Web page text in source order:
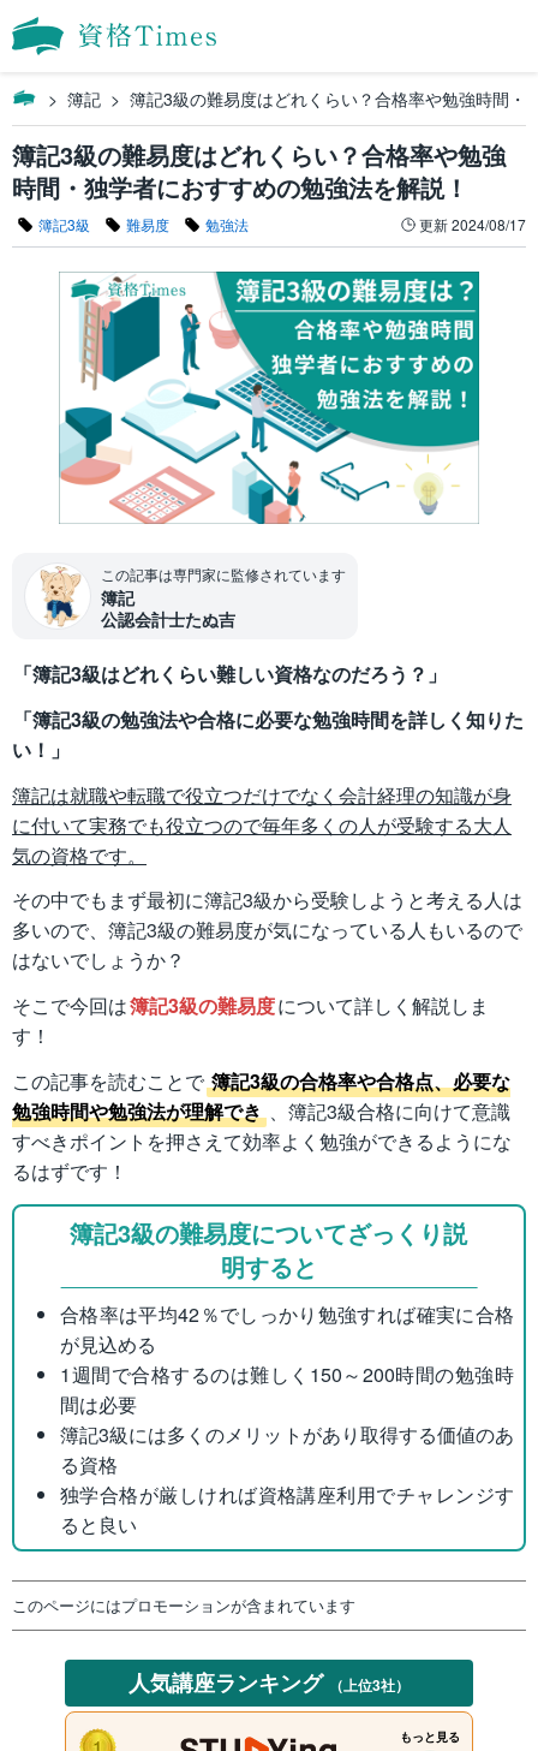
簿記 簿記3級の難易度はどれくらい？合格率や勉強時間・
簿記3級の難易度はどれくらい？合格率や勉強
時間・独学者におすすめの勉強法を解説！
簿記3級 難易度 勉強法 更新2024/08/17
この記事は専門家に監修されています
簿記
公認会計士たぬ吉
「簿記3級はどれくらい難しい資格なのだろう？」
「簿記3級の勉強法や合格に必要な勉強時間を詳しく知りた
い！」
簿記は就職や転職で役立つだけでなく会計経理の知識が身
に付いて実務でも役立つので毎年多くの人が受験する大人
気の資格です。
その中でもまず最初に簿記3級から受験しようと考える人は
多いので、簿記3級の難易度が気になっている人もいるので
はないでしょうか？
そこで今回は簿記3級の難易度について詳しく解説しま
す！
この記事を読むことで 簿記3級の合格率や合格点、必要な
勉強時間や勉強法が理解でき 、簿記3級合格に向けて意識
すべきポイントを押さえて効率よく勉強ができるようにな
るはずです！
簿記3級の難易度についてざっくり説
明すると
合格率は平均42％でしっかり勉強すれば確実に合格
が見込める
1週間で合格するのは難しく150～200時間の勉強時
間は必要
簿記3級には多くのメリットがあり取得する価値のあ
る資格
独学合格が厳しければ資格講座利用でチャレンジす
ると良い
このページにはプロモーションが含まれています
人気講座ランキング （上位3社）
もっと見る